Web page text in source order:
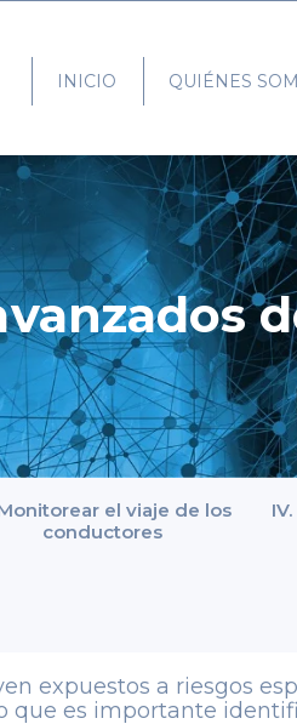
INICIO QUIÉNES
el viaje de los
conductores
expuestos a riesgos
es importante